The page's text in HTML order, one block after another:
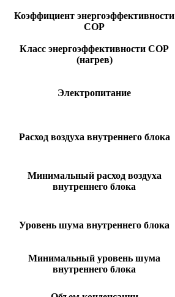
Коэффициент энергоэффективности
COP
Класс энергоэффективности COP
(нагрев)
Электропитание
Расход воздуха внутреннего блока
Минимальный расход воздуха
внутреннего блока
Уровень шума внутреннего блока
Минимальный уровень шума
внутреннего блока